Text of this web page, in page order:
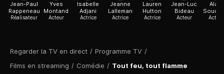
Regarder la TV en direct / Programme TV /
Films en streaming / Comédie / Tout feu, tout flamme
Jean-Paul
Rappeneau
Réalisateur
Yves
Montand
Acteur
Isabelle
Adjani
Actrice
Jeanne
Lalleman
Actrice
Lauren
Hutton
Actrice
Jean-Luc
Bideau
Acteur
Alain
Acteur